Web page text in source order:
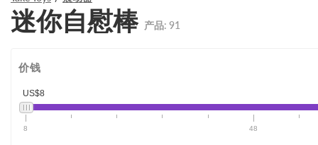
迷你自慰棒 产品: 91
价钱
US$8
8 48